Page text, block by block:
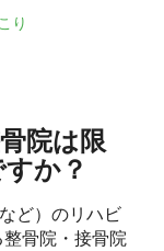
り
院は限
か？
ど）のリハビ
骨院・接骨院